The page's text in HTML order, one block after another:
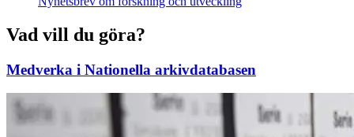
Vad vill du göra?
Medverka i Nationella arkivdatabasen